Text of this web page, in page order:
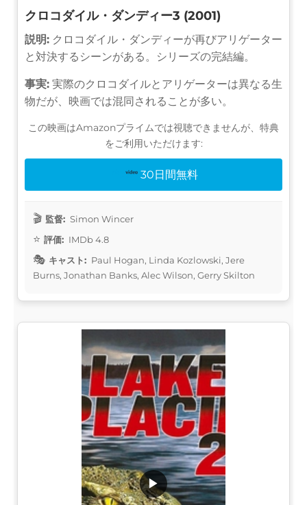
クロコダイル・ダンディー3 (2001)
説明: クロコダイル・ダンディーが再びアリゲーター
と対決するシーンがある。シリーズの完結編。
事実: 実際のクロコダイルとアリゲーターは異なる生
物だが、映画では混同されることが多い。
この映画はAmazonプライムでは視聴できませんが、特典
をご利用いただけます:
30日間無料
監督: Simon Wincer
評価: IMDb 4.8
キャスト: Paul Hogan, Linda Kozlowski, Jere
Burns, Jonathan Banks, Alec Wilson, Gerry Skilton
▶